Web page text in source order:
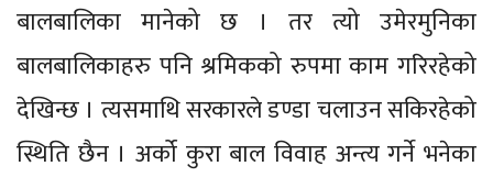
बालबालिका मानेको छ । तर त्यो उमेरमुनिका
बालबालिकाहरु पनि श्रमिकको रुपमा काम गरिरहेको
देखिन्छ । त्यसमाथि सरकारले डण्डा चलाउन सकिरहेको
स्थिति छैन । अर्को कुरा बाल विवाह अन्त्य गर्ने भनेका